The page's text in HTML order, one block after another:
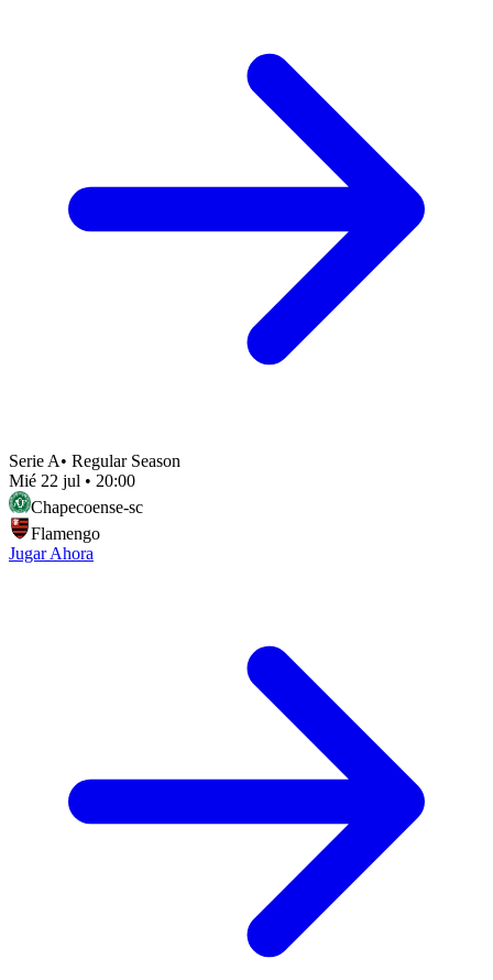
Serie A• Regular Season
Mié 22 jul • 20:00
Chapecoense-sc
Flamengo
Jugar Ahora